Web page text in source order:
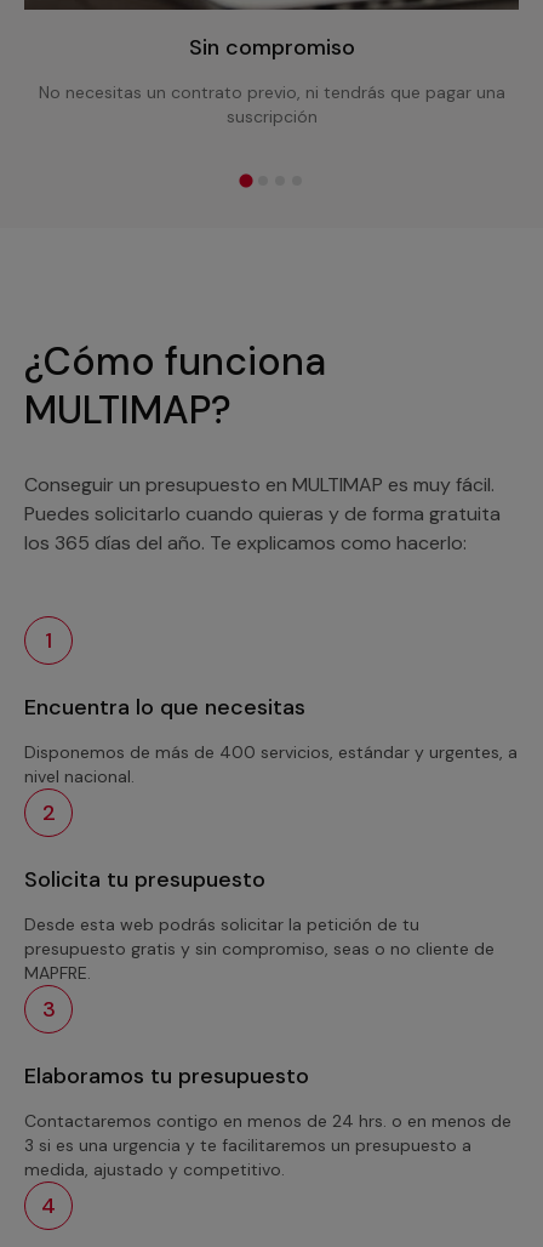
Sin compromiso
No necesitas un contrato previo, ni tendrás que pagar una
suscripción
¿Cómo funciona
MULTIMAP?
Conseguir un presupuesto en MULTIMAP es muy fácil.
Puedes solicitarlo cuando quieras y de forma gratuita
los 365 días del año. Te explicamos como hacerlo:
1
Encuentra lo que necesitas
Disponemos de más de 400 servicios, estándar y urgentes, a
nivel nacional.
2
Solicita tu presupuesto
Desde esta web podrás solicitar la petición de tu
presupuesto gratis y sin compromiso, seas o no cliente de
MAPFRE.
3
Elaboramos tu presupuesto
Contactaremos contigo en menos de 24 hrs. o en menos de
3 si es una urgencia y te facilitaremos un presupuesto a
medida, ajustado y competitivo.
4